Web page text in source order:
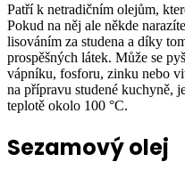
Patří k netradičním olejům,
Pokud na něj ale někde
lisováním za studena a díky
prospěšných látek. Může se
vápníku, fosforu, zinku nebo
na přípravu studené kuchyně,
teplotě okolo 100 °C.
Sezamový olej